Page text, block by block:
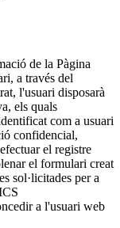
de la Pàgina
a través del
l'usuari disposarà
els quals
com a usuari
confidencial,
el registre
el formulari creat
sol·licitades per a
a l'usuari web